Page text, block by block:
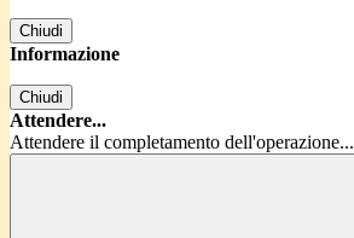
Chiudi
Informazione
Chiudi
Attendere...
Attendere il completamento dell'operazione...